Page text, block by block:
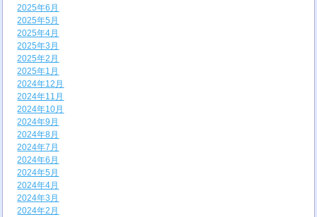
2025年6月
2025年5月
2025年4月
2025年3月
2025年2月
2025年1月
2024年12月
2024年11月
2024年10月
2024年9月
2024年8月
2024年7月
2024年6月
2024年5月
2024年4月
2024年3月
2024年2月